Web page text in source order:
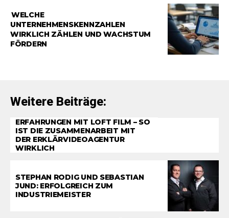
RATGEBER
WELCHE
UNTERNEHMENSKENNZAHLEN
WIRKLICH ZÄHLEN UND WACHSTUM
FÖRDERN
Weitere Beiträge:
ERFAHRUNGEN MIT LOFT FILM – SO
IST DIE ZUSAMMENARBEIT MIT
DER ERKLÄRVIDEOAGENTUR
WIRKLICH
STEPHAN RODIG UND SEBASTIAN
JUND: ERFOLGREICH ZUM
INDUSTRIEMEISTER